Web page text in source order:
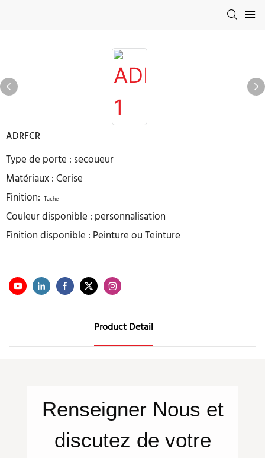
ADRFCR
Type de porte : secoueur
Matériaux : Cerise
Finition: Tache
Couleur disponible : personnalisation
Finition disponible : Peinture ou Teinture
Product Detail
Renseigner Nous et
discutez de votre